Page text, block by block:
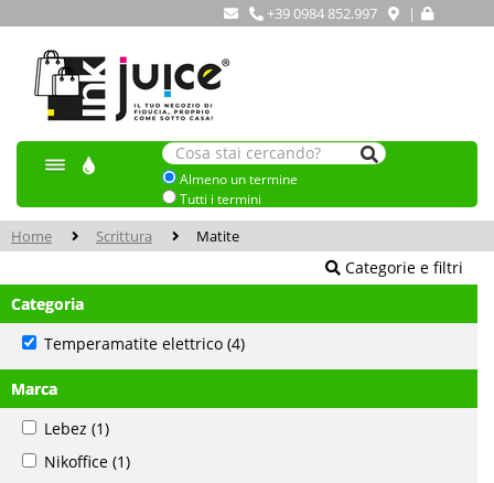
+39 0984 852.997 |
Almeno un termine
Tutti i termini
Home Scrittura Matite
Categorie e filtri
Categoria
Temperamatite elettrico (4)
Marca
Lebez (1)
Nikoffice (1)